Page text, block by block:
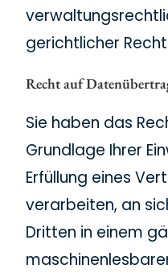
gerichtlicher
Recht auf
Sie haben das
Grundlage Ihrer
Erfüllung eines
verarbeiten, an
Dritten in einem